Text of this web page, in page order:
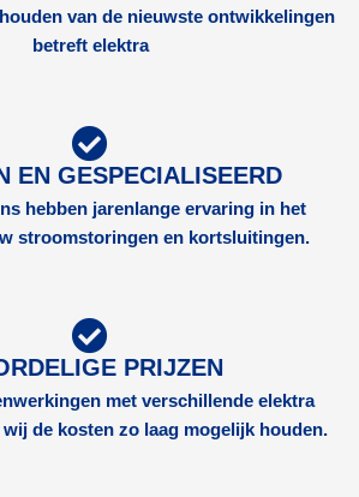
van de nieuwste ontwikkelingen
betreft elektra
EN GESPECIALISEERD
hebben jarenlange ervaring in het
stroomstoringen en kortsluitingen.
PRIJZEN
met verschillende elektra
de kosten zo laag mogelijk houden.